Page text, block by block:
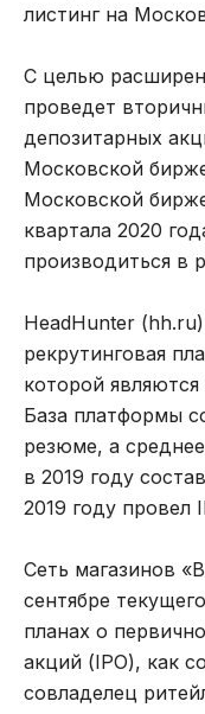
листинг на
С целью
проведет
депозитарных
Московской
Московской
квартала 2020
производиться в
HeadHunter
рекрутинговая
которой
База платформы
резюме, а
в 2019 году
2019 году провел
Сеть магазинов
сентябре
планах о
акций (IPO), как
совладелец